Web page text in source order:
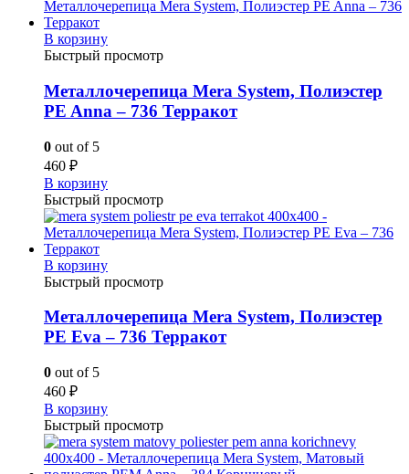
В корзину
Быстрый просмотр
Металлочерепица Mera System, Полиэстер
PE Anna – 736 Терракот
0 out of 5
460 ₽
В корзину
Быстрый просмотр
В корзину
Быстрый просмотр
Металлочерепица Mera System, Полиэстер
PE Eva – 736 Терракот
0 out of 5
460 ₽
В корзину
Быстрый просмотр